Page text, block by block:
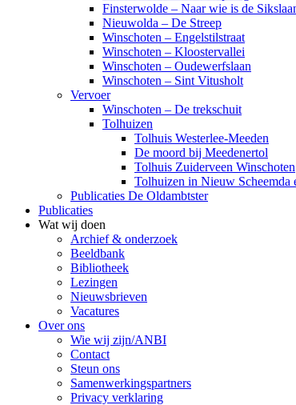
Finsterwolde – Naar wie is de
Nieuwolda – De Streep
Winschoten – Engelstilstraat
Winschoten – Kloostervallei
Winschoten – Oudewerfslaan
Winschoten – Sint Vitusholt
Vervoer
Winschoten – De trekschuit
Tolhuizen
Tolhuis Westerlee-Meeden
De moord bij Meedenertol
Tolhuis Zuiderveen Winschoten
Tolhuizen in Nieuw Scheemda
Publicaties De Oldambtster
Publicaties
Wat wij doen
Archief & onderzoek
Beeldbank
Bibliotheek
Lezingen
Nieuwsbrieven
Vacatures
Over ons
Wie wij zijn/ANBI
Contact
Steun ons
Samenwerkingspartners
Privacy verklaring